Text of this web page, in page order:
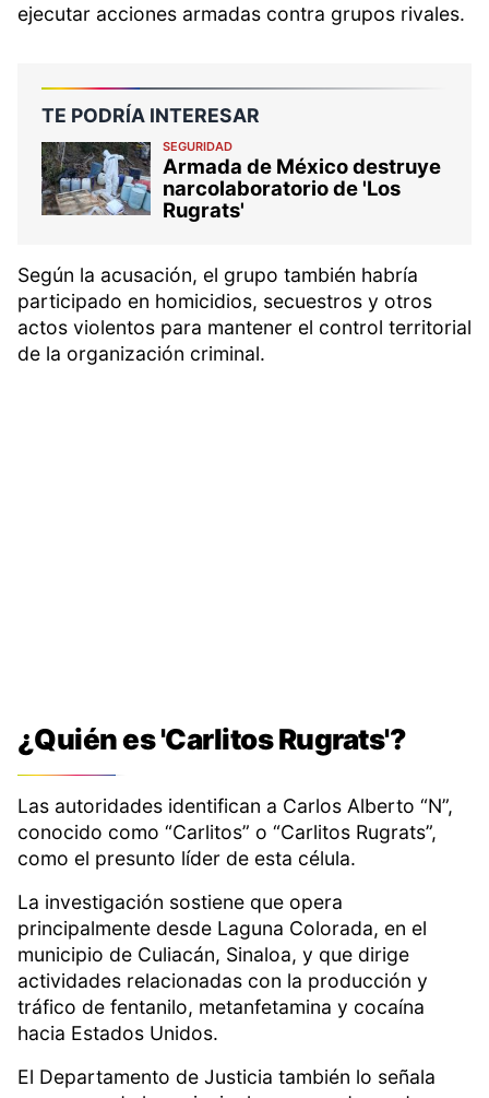
ejecutar acciones armadas contra grupos rivales.
TE PODRÍA INTERESAR
SEGURIDAD
Armada de México destruye
narcolaboratorio de 'Los
Rugrats'
Según la acusación, el grupo también habría
participado en homicidios, secuestros y otros
actos violentos para mantener el control territorial
de la organización criminal.
¿Quién es 'Carlitos Rugrats'?
Las autoridades identifican a Carlos Alberto “N”,
conocido como “Carlitos” o “Carlitos Rugrats”,
como el presunto líder de esta célula.
La investigación sostiene que opera
principalmente desde Laguna Colorada, en el
municipio de Culiacán, Sinaloa, y que dirige
actividades relacionadas con la producción y
tráfico de fentanilo, metanfetamina y cocaína
hacia Estados Unidos.
El Departamento de Justicia también lo señala